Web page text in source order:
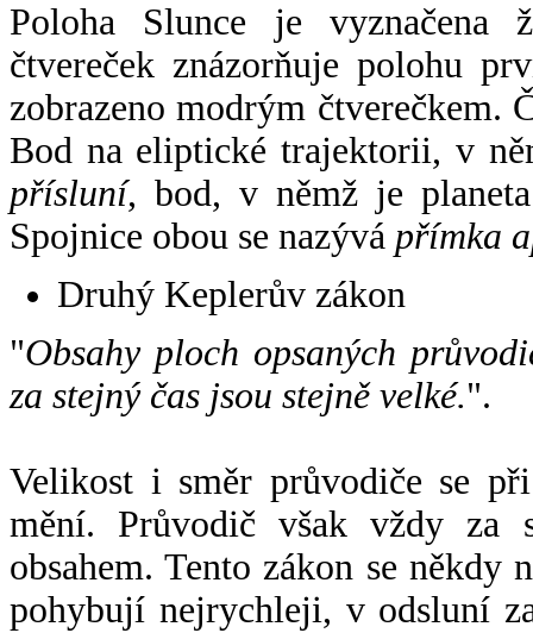
Poloha Slunce je vyznačena
čtvereček znázorňuje polohu
zobrazeno modrým čtverečkem.
Bod na eliptické trajektorii, v
přísluní, bod, v němž je
Spojnice obou se nazývá přímka
Druhý Keplerův zákon
"Obsahy ploch opsaných
za stejný čas jsou stejně velké.".
Velikost i směr průvodiče se
mění. Průvodič však vždy za
obsahem. Tento zákon se někdy
pohybují nejrychleji, v odsluní